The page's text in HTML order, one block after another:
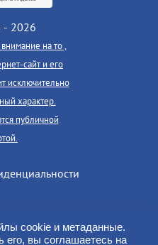
2026
на то ,
сайт и его
исключительно
характер.
публичной
cookie и метаданные.
его, вы соглашаетесь на